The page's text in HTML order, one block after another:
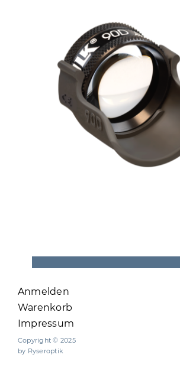
Anmelden
Warenkorb
Impressum
Copyright © 2025
by Ryseroptik